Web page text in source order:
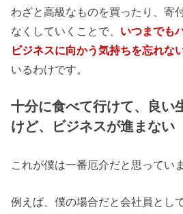
わざと高級なものを買ったり、寄
なくしていくことで、 いつまでも
ビジネスに向かう気持ちを忘れな
いるわけです。
十分に食べて行けて、良い
けど、ビジネスが進まない
これが僕は一番厄介だと思ってい
例えば、僕の場合だと会社員とし